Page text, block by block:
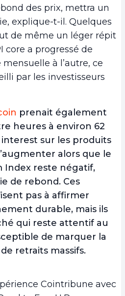
des prix, mettra un
explique-t-il. Quelques
de même un léger répit
core a progressé de
mensuelle à l’autre, ce
par les investisseurs
prenait également
heures à environ 62
interest sur les produits
alors que le
Index reste négatif,
de rebond. Ces
pas à affirmer
durable, mais ils
qui reste attentif au
de marquer la
retraits massifs.
Cointribune avec